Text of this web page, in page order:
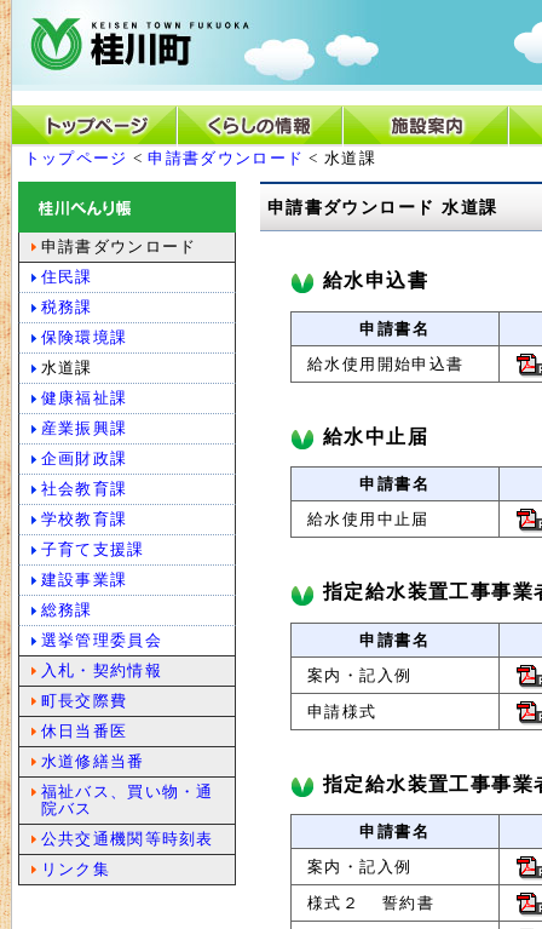
トップページ <申請書ダウンロード < 水道課
申請書ダウンロード 水道課
給水申込書
申請書名
給水使用開始申込書
給水中止届
申請書名
給水使用中止届
指定給水装置工事事業
申請書名
案内・記入例
申請様式
指定給水装置工事事業
申請書名
案内・記入例
様式２ 誓約書
申請書ダウンロード
住民課
税務課
保険環境課
水道課
健康福祉課
産業振興課
企画財政課
社会教育課
学校教育課
子育て支援課
建設事業課
総務課
選挙管理委員会
入札・契約情報
町長交際費
休日当番医
水道修繕当番
福祉バス、買い物・通
院バス
公共交通機関等時刻表
リンク集